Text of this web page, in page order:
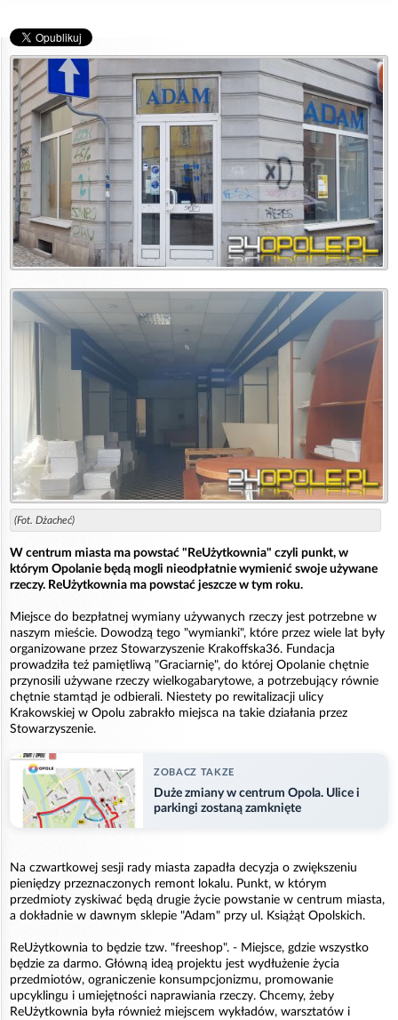
(Fot. Dżacheć)
W centrum miasta ma powstać "ReUżytkownia" czyli punkt, w
którym Opolanie będą mogli nieodpłatnie wymienić swoje używane
rzeczy. ReUżytkownia ma powstać jeszcze w tym roku.
Miejsce do bezpłatnej wymiany używanych rzeczy jest potrzebne w
naszym mieście. Dowodzą tego "wymianki", które przez wiele lat były
organizowane przez Stowarzyszenie Krakoffska36. Fundacja
prowadziła też pamiętliwą "Graciarnię", do której Opolanie chętnie
przynosili używane rzeczy wielkogabarytowe, a potrzebujący równie
chętnie stamtąd je odbierali. Niestety po rewitalizacji ulicy
Krakowskiej w Opolu zabrakło miejsca na takie działania przez
Stowarzyszenie.
ZOBACZ TAKZE
Duże zmiany w centrum Opola. Ulice i
parkingi zostaną zamknięte
Na czwartkowej sesji rady miasta zapadła decyzja o zwiększeniu
pieniędzy przeznaczonych remont lokalu. Punkt, w którym
przedmioty zyskiwać będą drugie życie powstanie w centrum miasta,
a dokładnie w dawnym sklepie "Adam" przy ul. Książąt Opolskich.
ReUżytkownia to będzie tzw. "freeshop". - Miejsce, gdzie wszystko
będzie za darmo. Główną ideą projektu jest wydłużenie życia
przedmiotów, ograniczenie konsumpcjonizmu, promowanie
upcyklingu i umiejętności naprawiania rzeczy. Chcemy, żeby
ReUżytkownia była również miejscem wykładów, warsztatów i